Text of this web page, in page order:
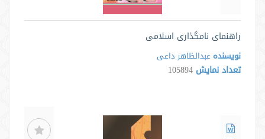
راهنمای نامگذاری اسلامی
نویسنده عبدالظاهر داعی
تعداد نمایش 105894